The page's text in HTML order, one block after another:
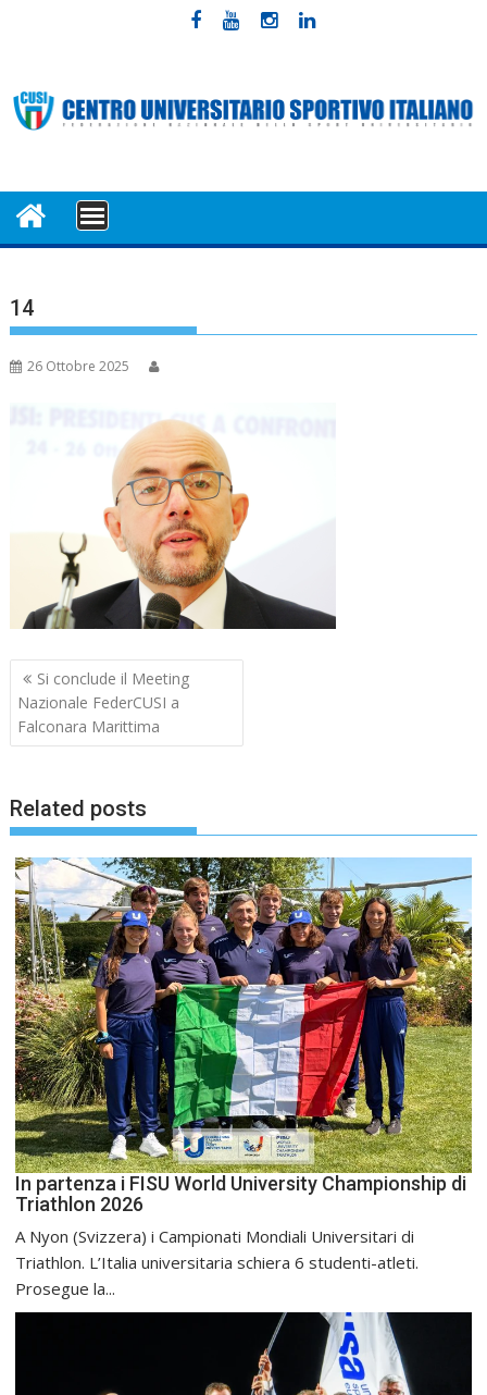
MENU
14
26 Ottobre 2025
Navigazione
articoli
Si conclude il Meeting
Nazionale FederCUSI a
Falconara Marittima
Related posts
In partenza i FISU World University Championship di
Triathlon 2026
A Nyon (Svizzera) i Campionati Mondiali Universitari di
Triathlon. L’Italia universitaria schiera 6 studenti-atleti.
Prosegue la...